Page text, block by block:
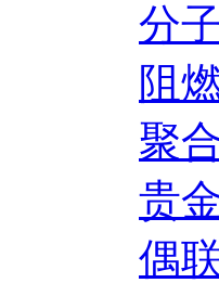
分
阻
聚
贵
偶